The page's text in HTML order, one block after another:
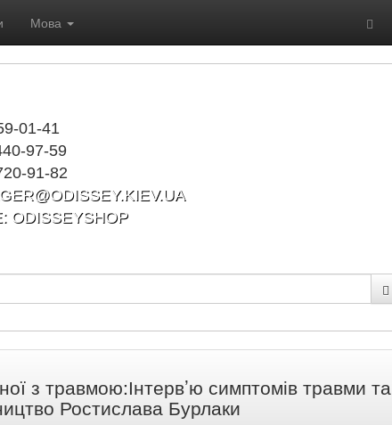
Мова
01-41
97-59
91-82
ODISSEYSHOP
з травмою:Інтерв’ю симптомів травми та
Ростислава Бурлаки